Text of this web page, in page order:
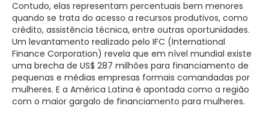
Contudo, elas representam percentuais bem menores
quando se trata do acesso a recursos produtivos, como
crédito, assistência técnica, entre outras oportunidades.
Um levantamento realizado pelo IFC (International
Finance Corporation) revela que em nível mundial existe
uma brecha de US$ 287 milhões para financiamento de
pequenas e médias empresas formais comandadas por
mulheres. E a América Latina é apontada como a região
com o maior gargalo de financiamento para mulheres.